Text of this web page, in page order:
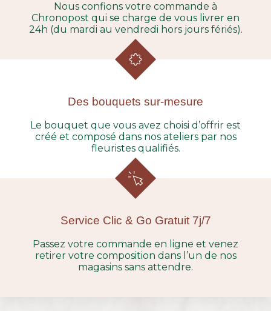
Nous confions votre commande à
Chronopost qui se charge de vous livrer en
24h (du mardi au vendredi hors jours fériés).
Des bouquets sur-mesure
Le bouquet que vous avez choisi d’offrir est
créé et composé dans nos ateliers par nos
fleuristes qualifiés.
Service Clic & Go Gratuit 7j/7
Passez votre commande en ligne et venez
retirer votre composition dans l’un de nos
magasins sans attendre.